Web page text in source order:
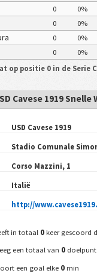
0 0%
0 0%
0 0%
0 0%
op positie 0 in de Serie
Cavese 1919 Snelle
USD Cavese 1919
Stadio Comunale
Corso Mazzini, 1
Italië
http://
in totaal 0 keer gescoord
een totaal van 0
een goal elke 0 min